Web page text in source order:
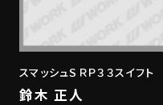
スマッシュＳＲＰ３３スイフト
鈴木 正人